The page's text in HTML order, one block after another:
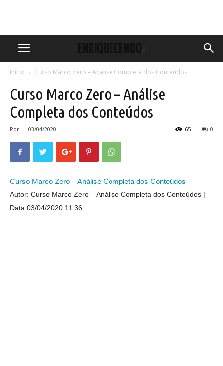
Início Curso Marco Zero – Análise Completa dos Conteúdos
Curso Marco Zero – Análise
Completa dos Conteúdos
Por - 03/04/2020 0
65
Curso Marco Zero – Análise Completa dos Conteúdos
Autor: Curso Marco Zero – Análise Completa dos Conteúdos
Data 03/04/2020 11:36